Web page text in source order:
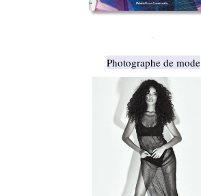
Photographe de mode